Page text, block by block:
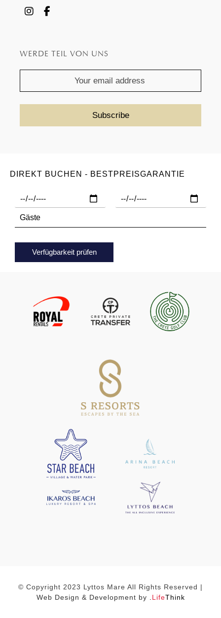
WERDE TEIL VON UNS
DIREKT BUCHEN - BESTPREISGARANTIE
Verfügbarkeit prüfen
© Copyright 2023 Lyttos Mare All Rights Reserved |
Web Design & Development by
LifeThink